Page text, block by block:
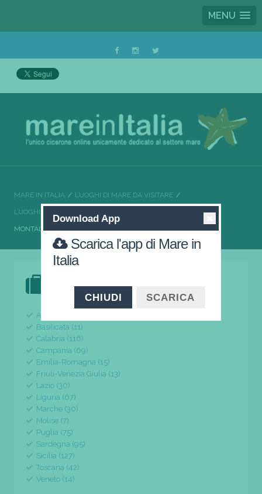
MENU
MARE IN ITALIA LUOGHI DI MARE DA VISITARE
LUOGHI DI MARE DA VISITARE SICILIA
MONTALLEGRO SOLE E MARE A BRACCETTO
Abruzzo (24)
Basilicata (11)
Calabria (116)
Campania (69)
Emilia-Romagna (15)
Friuli-Venezia Giulia (13)
Lazio (30)
Liguria (67)
Marche (30)
Molise (7)
Puglia (75)
Sardegna (95)
Sicilia (127)
Toscana (42)
Veneto (14)
Download App
Scarica l'app di Mare in
Italia
CHIUDI SCARICA